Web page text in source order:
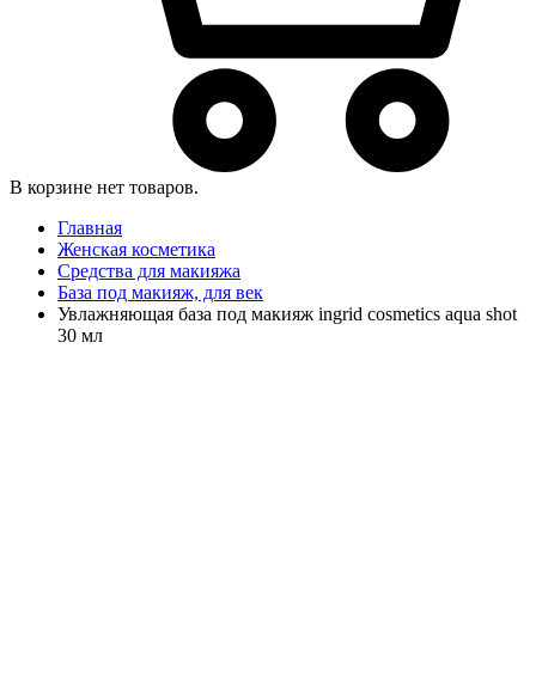
В корзине нет товаров.
Главная
Женская косметика
Средства для макияжа
База под макияж, для век
Увлажняющая база под макияж ingrid cosmetics aqua shot
30 мл